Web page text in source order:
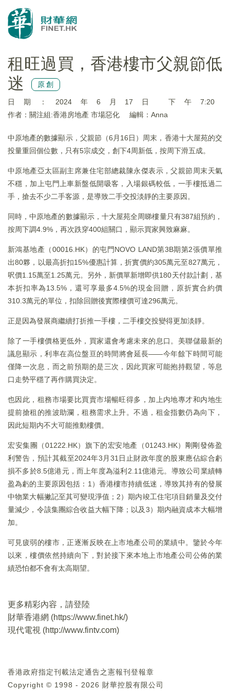
租旺過買，香港樓市父親節低
迷
原創
日期：2024年6月17日 下午7:20
作者：關注組:香港房地產 市場惡化
編輯：Anna
中原地產的數據顯示，父親節（6月16日）周末，香港十大屋苑的交
投量重回個位數，只有5宗成交，創下4周新低，按周下滑五成。
中原地產亞太區副主席兼住宅部總裁陳永傑表示，父親節周末天氣
不穩，加上屯門上車新盤低開吸客，入場銀碼較低，一手樓抵過二
手，搶去不少二手客源，是導致二手交投淡靜的主要原因。
同時，中原地產的數據顯示，十大屋苑全周睇樓量只有387組預約，
按周下調4.9%，再次跌穿400組關口，顯示買家興致麻麻。
新鴻基地產（00016.HK）的屯門NOVO LAND第3B期第2張價單推
出80夥，以最高折扣15%優惠計算，折實價約305萬元至827萬元，
呎價1.15萬至1.25萬元。另外，新價單新增即供180天付款計劃，基
本折扣率為13.5%，還可享最多4.5%的現金回贈，原折實合約價
310.3萬元的單位，扣除回贈後實際樓價可達296萬元。
正是因為發展商繼續打折推一手樓，二手樓交投變得更加淡靜。
除了一手樓價格更低外，買家還會考慮未來的息口。美聯儲最新的
議息顯示，利率在高位盤亘的時間將會延長——今年餘下時間可能
僅降一次息，而之前預期的是三次，因此買家可能抱持觀望，等息
口走勢平穩了再作購買決定。
也因此，租務市場要比買賣市場暢旺得多，加上内地專才和内地生
提前搶租的推波助瀾，租務需求上升。不過，租金指數仍為向下，
因此短期内不大可能推動樓價。
宏安集團（01222.HK）旗下的宏安地產（01243.HK）剛剛發佈盈
利警告，預計其截至2024年3月31日止財政年度的股東應佔綜合虧
損不多於8.5億港元，而上年度為溢利2.11億港元。導致公司業績轉
盈為虧的主要原因包括：1）香港樓市持續低迷，導致其持有的發展
中物業大幅撇記至其可變現淨值；2）期内竣工住宅項目銷量及交付
量減少，令該集團綜合收益大幅下降；以及3）期内融資成本大幅增
加。
可見疲弱的樓市，正逐漸反映在上市地產公司的業績中。鑒於今年
以來，樓價依然持續向下，對於接下來本地上市地產公司公佈的業
績恐怕都不會有太高期望。
更多精彩內容，請登陸
財華香港網 (https://www.finet.hk/)
現代電視 (http://www.fintv.com)
香港政府指定刊載法定通告之憲報刊登報章
Copyright © 1998 - 2026 財華控股有限公司